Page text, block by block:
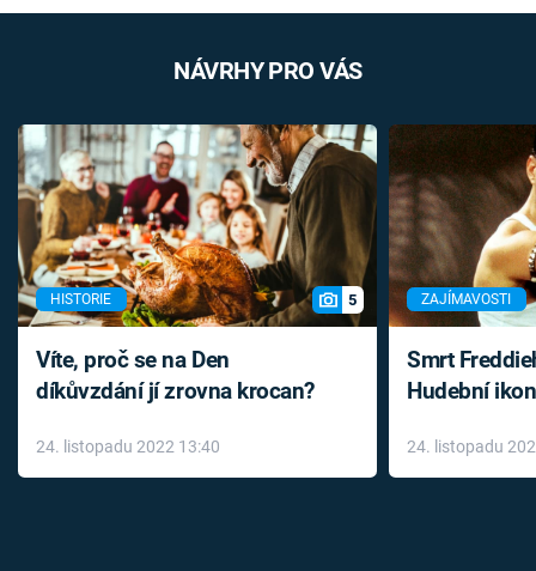
NÁVRHY PRO VÁS
HISTORIE 5
Víte, proč se na Den
díkůvzdání jí zrovna krocan?
24. listopadu 2022 13:40
ZAJÍMAVOSTI
Smrt
Hudební
léky
24. listopadu